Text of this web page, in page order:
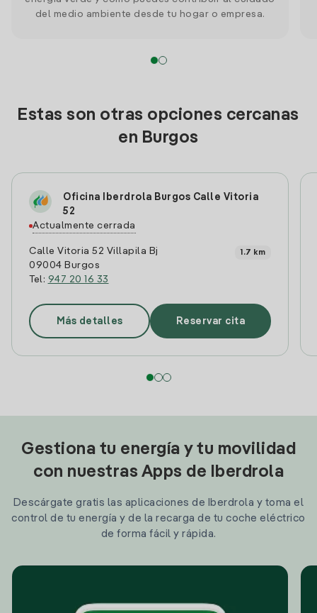
del medio ambiente desde tu hogar o empresa.
Estas son otras opciones cercanas
en Burgos
Oficina Iberdrola Burgos Calle Vitoria
52
Actualmente cerrada
Calle Vitoria 52 Villapila Bj
09004 Burgos
Tel: 947 20 16 33
1.7 km
Más detalles Reservar cita
Gestiona tu energía y tu movilidad
con nuestras Apps de Iberdrola
Descárgate gratis las aplicaciones de Iberdrola y toma el
control de tu energía y de la recarga de tu coche eléctrico
de forma fácil y rápida.